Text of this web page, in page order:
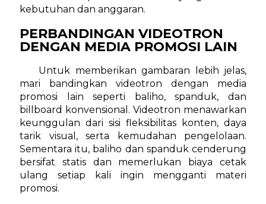
kebutuhan dan anggaran.
PERBANDINGAN VIDEOTRON
DENGAN MEDIA PROMOSI LAIN
Untuk memberikan gambaran lebih jelas,
mari bandingkan videotron dengan media
promosi lain seperti baliho, spanduk, dan
billboard konvensional. Videotron menawarkan
keunggulan dari sisi fleksibilitas konten, daya
tarik visual, serta kemudahan pengelolaan.
Sementara itu, baliho dan spanduk cenderung
bersifat statis dan memerlukan biaya cetak
ulang setiap kali ingin mengganti materi
promosi.